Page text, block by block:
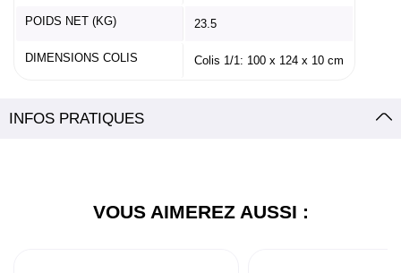
POIDS NET (KG) 23.5
DIMENSIONS COLIS Colis 1/1: 100 x 124 x 10 cm
INFOS PRATIQUES
VOUS AIMEREZ AUSSI :